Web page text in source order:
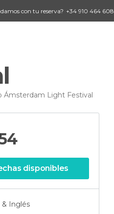
con tu reserva? +34 910 464 608
Ámsterdam Light Festival
disponibles
& Inglés